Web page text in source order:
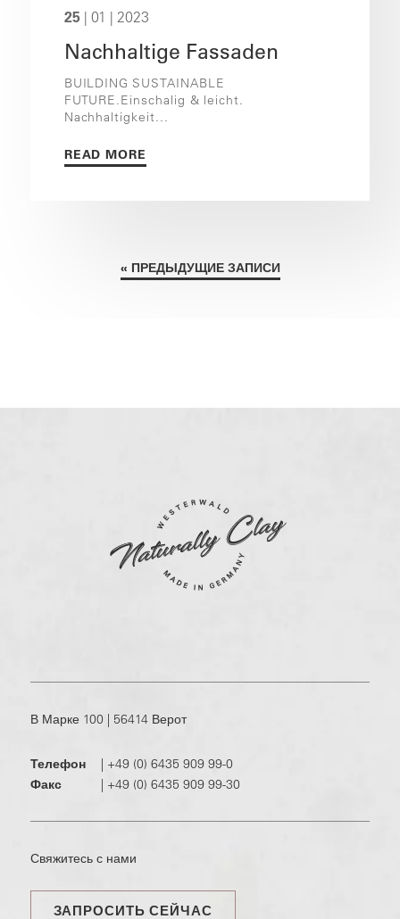
25| 01 | 2023
Nachhaltige Fassaden
BUILDING SUSTAINABLE
FUTURE.Einschalig & leicht.
Nachhaltigkeit...
READ MORE
« ПРЕДЫДУЩИЕ ЗАПИСИ
В Марке 100 | 56414 Верот
Телефон | +49 (0) 6435 909 99-0
Факс
| +49 (0) 6435 909 99-30
Свяжитесь с нами
ЗАПРОСИТЬ СЕЙЧАС